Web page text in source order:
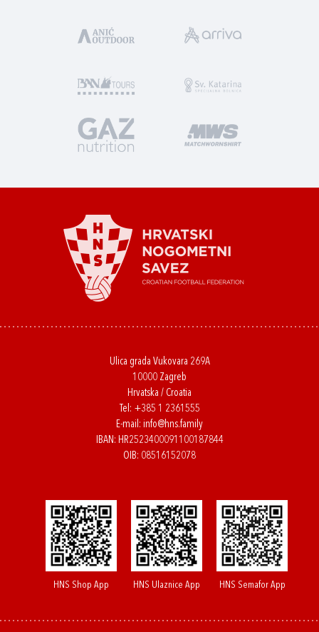
Ulica grada Vukovara 269A
10000 Zagreb
Hrvatska / Croatia
Tel: +385 1 2361555
E-mail: info@hns.family
IBAN: HR2523400091100187844
OIB: 08516152078
HNS Shop App HNS Ulaznice App HNS Semafor App